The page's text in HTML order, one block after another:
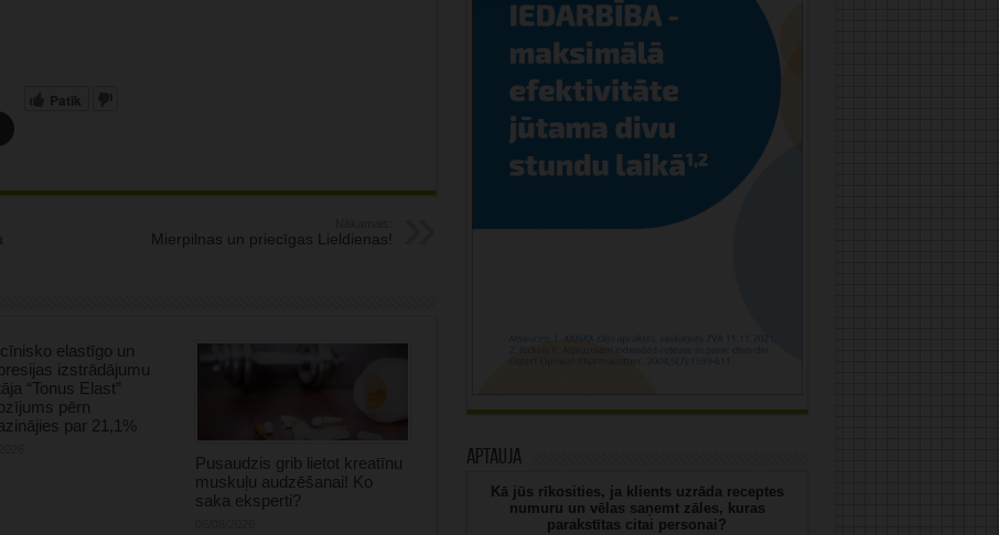
Patīk
Mierpilnas un priecīgas Lieldienas!
elastīgo un
izstrādājumu
“Tonus Elast”
pērn
par 21,1%
Pusaudzis grib lietot kreatīnu
muskuļu audzēšanai! Ko
saka eksperti?
Aptauja
Kā jūs rīkosities, ja klients uzrāda receptes
numuru un vēlas saņemt zāles, kuras
parakstītas citai personai?